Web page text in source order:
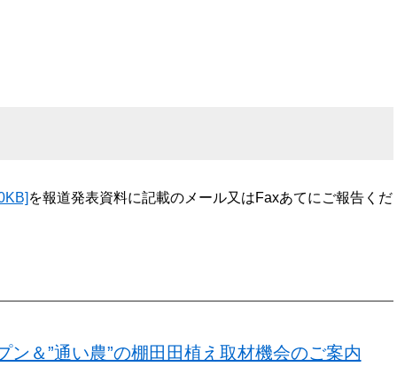
を報道発表資料に記載のメール又はFaxあてにご報告くだ
＆”通い農”の棚田田植え取材機会のご案内